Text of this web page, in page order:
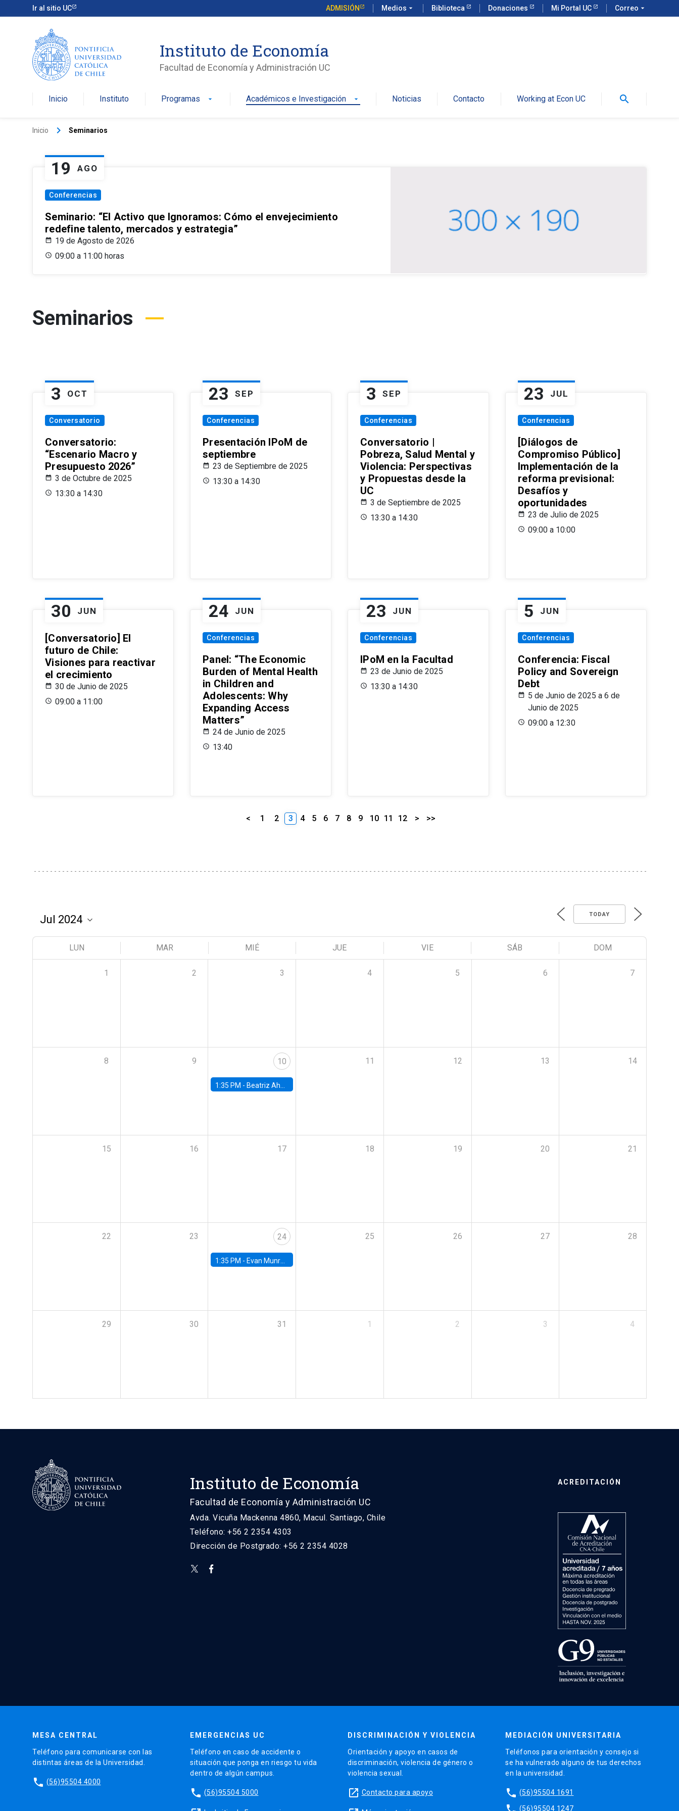
Ir al sitio UC ADMISIÓN Medios arrow_drop_down Biblioteca Donaciones Mi Portal UC Correo arrow_drop_down
Instituto de Economía
Facultad de Economía y Administración UC
Inicio Instituto Programas arrow_drop_down Académicos e Investigación arrow_drop_down Noticias Contacto Working at Econ UC search
Inicio keyboard_arrow_right Seminarios
19 AGO
Conferencias
Seminario: “El Activo que Ignoramos: Cómo el envejecimiento
redefine talento, mercados y estrategia”
19 de Agosto de 2026
09:00 a 11:00 horas
Seminarios
3 OCT
Conversatorio
Conversatorio:
“Escenario Macro y
Presupuesto 2026”
3 de Octubre de 2025
13:30 a 14:30
23 SEP
Conferencias
Presentación IPoM de
septiembre
23 de Septiembre de 2025
13:30 a 14:30
3 SEP
Conferencias
Conversatorio |
Pobreza, Salud Mental y
Violencia: Perspectivas
y Propuestas desde la
UC
3 de Septiembre de 2025
13:30 a 14:30
23 JUL
Conferencias
[Diálogos de
Compromiso Público]
Implementación de la
reforma previsional:
Desafíos y
oportunidades
23 de Julio de 2025
09:00 a 10:00
30 JUN
[Conversatorio] El
futuro de Chile:
Visiones para reactivar
el crecimiento
30 de Junio de 2025
09:00 a 11:00
24 JUN
Conferencias
Panel: “The Economic
Burden of Mental Health
in Children and
Adolescents: Why
Expanding Access
Matters”
24 de Junio de 2025
13:40
23 JUN
Conferencias
IPoM en la Facultad
23 de Junio de 2025
13:30 a 14:30
5 JUN
Conferencias
Conferencia: Fiscal
Policy and Sovereign
Debt
5 de Junio de 2025 a 6 de
Junio de 2025
09:00 a 12:30
< 1 2 3 4 5 6 7 8 9 10 11 12 > >>
TODAY
LUN MAR MIÉ JUE VIE SÁB DOM
1 2 3 4 5 6 7
8 9 10
1:35 PM - Beatriz Ahumada, PhD candidate, Universidad de Pittsburgh
11 12 13 14
15 16 17 18 19 20 21
22 23 24
1:35 PM - Evan Munro, Neyman Visiting Assistant Professor in the Department of Statistics at UC Berkeley
25 26 27 28
29 30 31 1 2 3 4
Instituto de Economía
Facultad de Economía y Administración UC
Avda. Vicuña Mackenna 4860, Macul. Santiago, Chile
Teléfono: +56 2 2354 4303
Dirección de Postgrado: +56 2 2354 4028
ACREDITACIÓN
MESA CENTRAL
Teléfono para comunicarse con las
distintas áreas de la Universidad.
phone (56)95504 4000
EMERGENCIAS UC
Teléfono en caso de accidente o
situación que ponga en riesgo tu vida
dentro de algún campus.
phone (56)95504 5000
DISCRIMINACIÓN Y VIOLENCIA
Orientación y apoyo en casos de
discriminación, violencia de género o
violencia sexual.
launch Contacto para apoyo
MEDIACIÓN UNIVERSITARIA
Teléfonos para orientación y consejo si
se ha vulnerado alguno de tus derechos
en la universidad.
phone (56)95504 1691
(56)95504 1247